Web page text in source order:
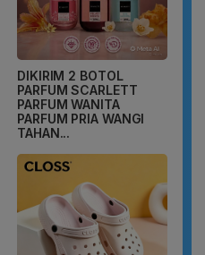
DIKIRIM 2 BOTOL
PARFUM SCARLETT
PARFUM WANITA
PARFUM PRIA WANGI
TAHAN...